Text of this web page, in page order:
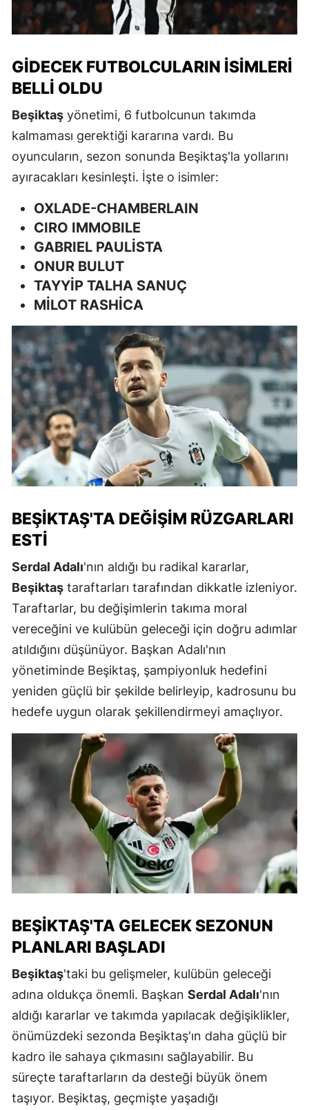
GIDECEK FUTBOLCULARIN İSIMLERI
BELLI OLDU
Beşiktaş yönetimi, 6 futbolcunun takımda
kalmaması gerektiği kararına vardı. Bu
oyuncuların, sezon sonunda Beşiktaş'la yollarını
ayıracakları kesinleşti. İşte o isimler:
OXLADE-CHAMBERLAIN
CIRO IMMOBILE
GABRIEL PAULİSTA
ONUR BULUT
TAYYİP TALHA SANUÇ
MİLOT RASHİCA
BEŞIKTAŞ'TA DEĞIŞIM RÜZGARLARI
ESTI
Serdal Adalı'nın aldığı bu radikal kararlar,
Beşiktaş taraftarları tarafından dikkatle izleniyor.
Taraftarlar, bu değişimlerin takıma moral
vereceğini ve kulübün geleceği için doğru adımlar
atıldığını düşünüyor. Başkan Adalı'nın
yönetiminde Beşiktaş, şampiyonluk hedefini
yeniden güçlü bir şekilde belirleyip, kadrosunu bu
hedefe uygun olarak şekillendirmeyi amaçlıyor.
BEŞIKTAŞ'TA GELECEK SEZONUN
PLANLARI BAŞLADI
Beşiktaş'taki bu gelişmeler, kulübün geleceği
adına oldukça önemli. Başkan Serdal Adalı'nın
aldığı kararlar ve takımda yapılacak değişiklikler,
önümüzdeki sezonda Beşiktaş'ın daha güçlü bir
kadro ile sahaya çıkmasını sağlayabilir. Bu
süreçte taraftarların da desteği büyük önem
taşıyor. Beşiktaş, geçmişte yaşadığı